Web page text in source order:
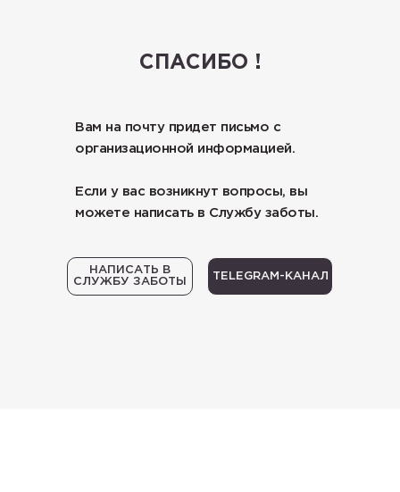
TELEGRAM-КАНАЛ
НАПИСАТЬ В
СЛУЖБУ ЗАБОТЫ
СПАСИБО !
Вам на почту придет письмо с
организационной информацией.
Если у вас возникнут вопросы, вы
можете написать в Службу заботы.